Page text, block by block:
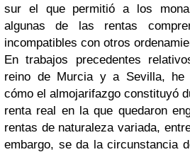
sur el que permitió a los
algunas de las rentas
incompatibles con otros
En trabajos precedentes
reino de Murcia y a Sevilla, he
cómo el almojarifazgo constituyó
renta real en la que quedaron
rentas de naturaleza variada,
embargo, se da la circunstancia